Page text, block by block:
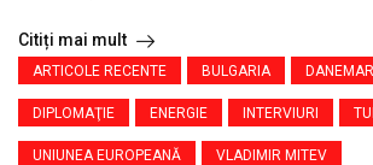
Citiți mai mult
ARTICOLE RECENTE BULGARIA
DIPLOMAŢIE ENERGIE INTERVIURI
UNIUNEA EUROPEANĂ VLADIMIR MITEV